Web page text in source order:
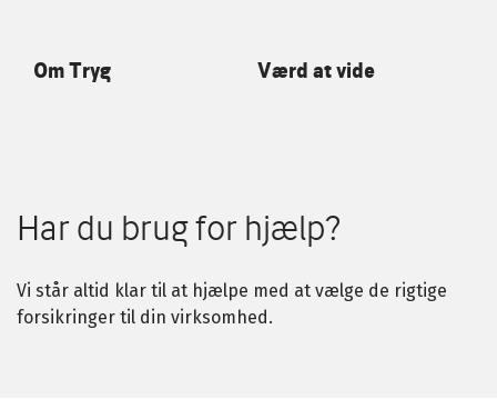
Om Tryg Værd at vide
Har du brug for hjælp?
Vi står altid klar til at hjælpe med at vælge de rigtige
forsikringer til din virksomhed.